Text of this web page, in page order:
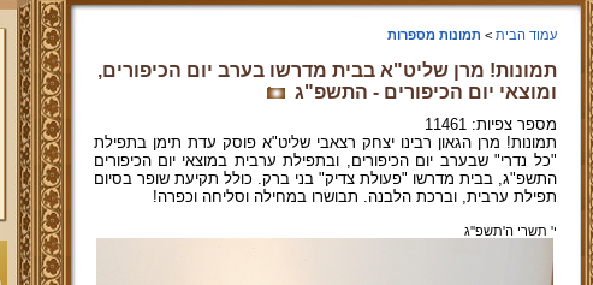
עמוד הבית > תמונות מספרות
תמונות! מרן שליט"א בבית מדרשו בערב יום הכיפורים,
ומוצאי יום הכיפורים - התשפ"ג
מספר צפיות: 11461
תמונות! מרן הגאון רבינו יצחק רצאבי שליט"א פוסק עדת תימן בתפילת
"כל נדרי" שבערב יום הכיפורים, ובתפילת ערבית במוצאי יום הכיפורים
התשפ"ג, בבית מדרשו "פעולת צדיק" בני ברק. כולל תקיעת שופר בסיום
תפילת ערבית, וברכת הלבנה. תבושרו במחילה וסליחה וכפרה!
י' תשרי ה'תשפ''ג